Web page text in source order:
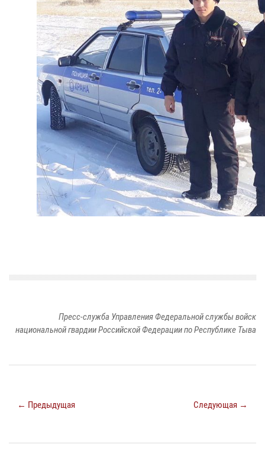
Пресс-служба Управления Федеральной службы войск
национальной гвардии Российской Федерации по Республике Тыва
← Предыдущая Следующая →